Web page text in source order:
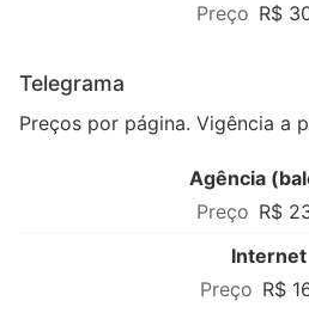
R$
Telegrama
Preços por página. Vigência a
Agência
R$
Internet
R$